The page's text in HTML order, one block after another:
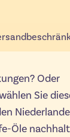
Oder
Sie
Öle